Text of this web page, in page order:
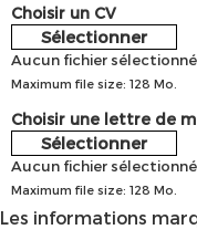
Choisir un CV
Sélectionner
Aucun fichier sélectionné
Maximum file size: 128 Mo.
Choisir une lettre de
Sélectionner
Aucun fichier sélectionné
Maximum file size: 128 Mo.
Les informations